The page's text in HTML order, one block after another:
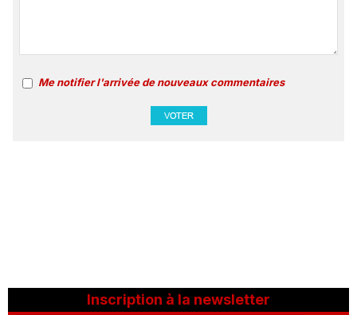
Me notifier l'arrivée de nouveaux commentaires
Inscription à la newsletter